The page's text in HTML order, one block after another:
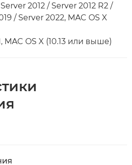
2012 / Server 2012 R2 /
/ Server 2022, MAC OS X
MAC OS X (10.13 или выше)